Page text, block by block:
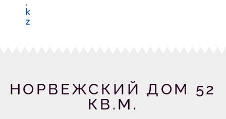
.
k
z
НОРВЕЖСКИЙ ДОМ 52
КВ.М.